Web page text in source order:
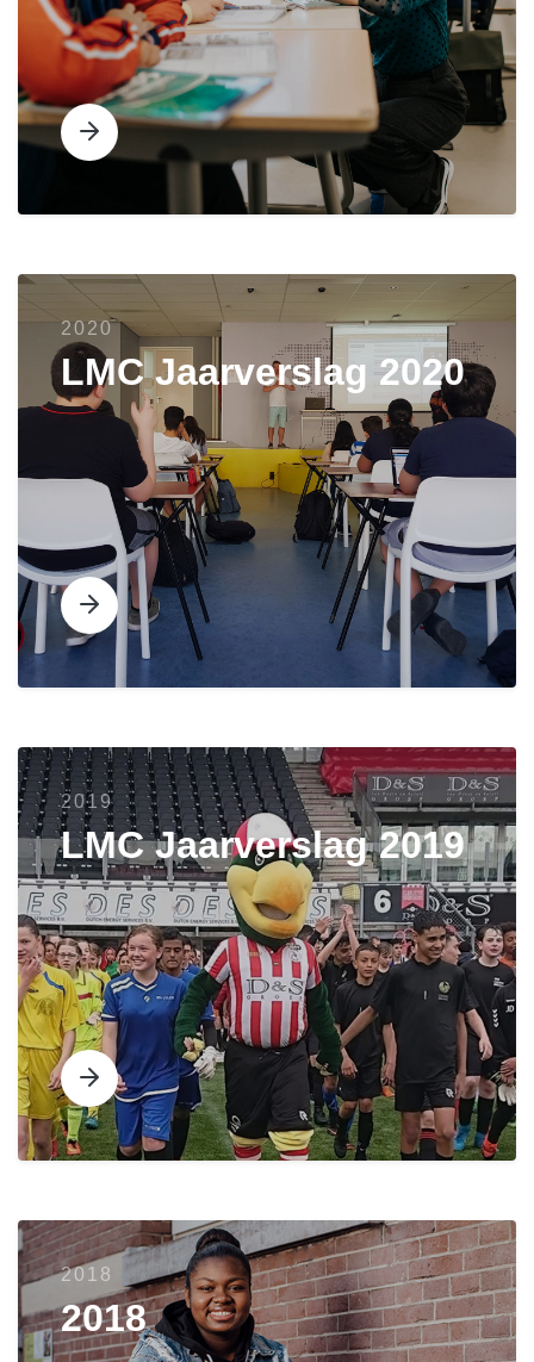
2020
LMC Jaarverslag 2020
2019
LMC Jaarverslag 2019
2018
2018